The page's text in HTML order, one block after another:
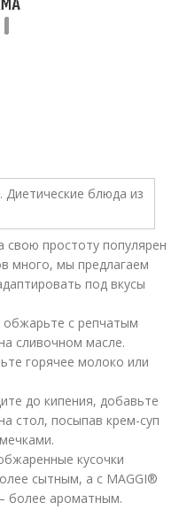
свою простоту популярен
много, мы предлагаем
под вкусы
обжарьте с репчатым
сливочном масле.
горячее молоко или
до кипения, добавьте
стол, посыпав крем-суп
кусочки
сытным, а с MAGGI®
более ароматным.